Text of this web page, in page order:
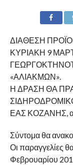
ΔΙΑΘΕΣΗ
ΚΥΡΙΑΚΗ 9
«ΑΛΙΑΚΜΩΝ».
Η ΔΡΑΣΗ ΘΑ
ΕΑΣ ΚΟΖΑΝΗΣ,
Σύντομα θα
Οι παραγγελίες
Φεβρουαρίου